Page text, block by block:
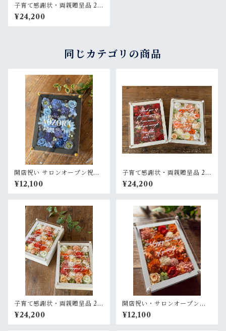
子育て感謝状・両親贈呈品 2個
セット【名入れ】プリザーブ
ドフラワーアレンジ ウッドフ
レーム 茶木枠〈オレンジ白ベ
¥24,200
同じカテゴリの商品
開店祝い サロンオープン祝い
【名入れ】プリザーブドフラ
ワーアレンジウッドフレーム
黒木枠〈ブルー〉
¥12,100
子育て感謝状・両親贈呈品 2個
セット【名入れ】プリザーブ
ドフラワーアレンジ ウッドフ
レーム 白木枠〈赤＆白ブルー
¥24,200
子育て感謝状・両親贈呈品 2個
セット【名入れ】プリザーブ
ドフラワーアレンジ ウッドフ
レーム〈ベージュオレンジ白
¥24,200
開店祝い・サロンオープン祝
い・退職祝い・結婚祝い【名
入れ】プリザーブドフラワー
アレンジ ウッドフレーム 白木
¥12,100